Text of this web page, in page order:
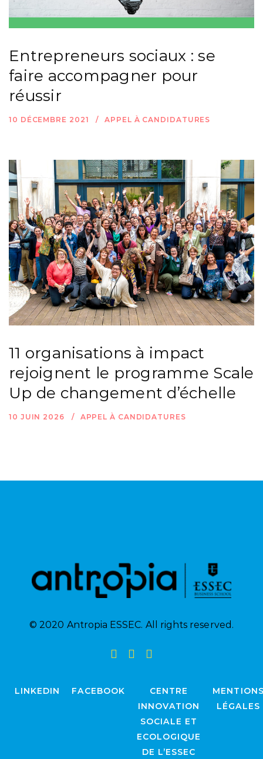
Entrepreneurs sociaux : se
faire accompagner pour
réussir
10 DÉCEMBRE 2021 APPEL À CANDIDATURES
11 organisations à impact
rejoignent le programme Scale
Up de changement d’échelle
10 JUIN 2026 APPEL À CANDIDATURES
© 2020 Antropia ESSEC. All rights reserved.
LINKEDIN FACEBOOK
CENTRE
INNOVATION
SOCIALE ET
ECOLOGIQUE
DE L’ESSEC
LÉGALES